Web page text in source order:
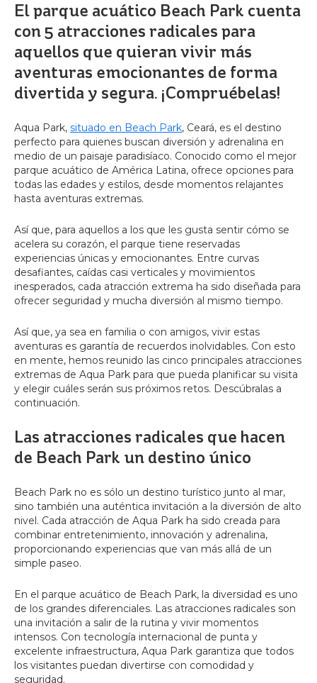
El parque acuático Beach Park cuenta
con 5 atracciones radicales para
aquellos que quieran vivir más
aventuras emocionantes de forma
divertida y segura. ¡Compruébelas!
Aqua Park, situado en Beach Park, Ceará, es el destino
perfecto para quienes buscan diversión y adrenalina en
medio de un paisaje paradisíaco. Conocido como el mejor
parque acuático de América Latina, ofrece opciones para
todas las edades y estilos, desde momentos relajantes
hasta aventuras extremas.
Así que, para aquellos a los que les gusta sentir cómo se
acelera su corazón, el parque tiene reservadas
experiencias únicas y emocionantes. Entre curvas
desafiantes, caídas casi verticales y movimientos
inesperados, cada atracción extrema ha sido diseñada para
ofrecer seguridad y mucha diversión al mismo tiempo.
Así que, ya sea en familia o con amigos, vivir estas
aventuras es garantía de recuerdos inolvidables. Con esto
en mente, hemos reunido las cinco principales atracciones
extremas de Aqua Park para que pueda planificar su visita
y elegir cuáles serán sus próximos retos. Descúbralas a
continuación.
Las atracciones radicales que hacen
de Beach Park un destino único
Beach Park no es sólo un destino turístico junto al mar,
sino también una auténtica invitación a la diversión de alto
nivel. Cada atracción de Aqua Park ha sido creada para
combinar entretenimiento, innovación y adrenalina,
proporcionando experiencias que van más allá de un
simple paseo.
En el parque acuático de Beach Park, la diversidad es uno
de los grandes diferenciales. Las atracciones radicales son
una invitación a salir de la rutina y vivir momentos
intensos. Con tecnología internacional de punta y
excelente infraestructura, Aqua Park garantiza que todos
los visitantes puedan divertirse con comodidad y
seguridad.